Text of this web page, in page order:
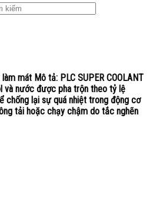
làm mát Mô tả: PLC SUPER COOLANT
và nước được pha trộn theo tỷ lệ
chống lại sự quá nhiệt trong động cơ
tải hoặc chạy chậm do tắc nghẽn